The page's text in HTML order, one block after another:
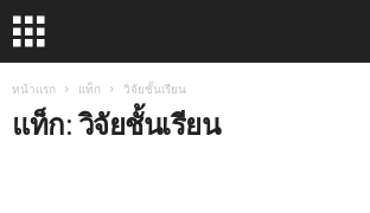
หน้าแรก แท็ก วิจัยชั้นเรียน
แท็ก: วิจัยชั้นเรียน